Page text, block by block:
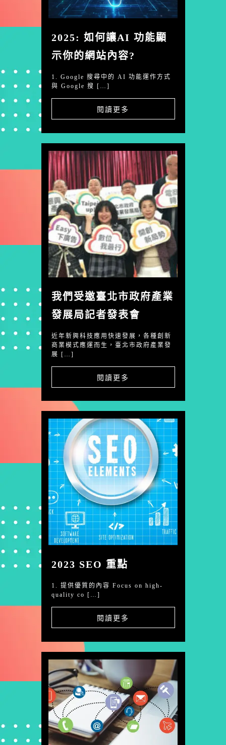
2025: 如何讓AI 功能顯
示你的網站內容?
1. Google 搜尋中的 AI 功能運作方式
與 Google 搜 […]
閱讀更多
我們受邀臺北市政府產業
發展局記者發表會
近年新興科技應用快速發展，各種創新
商業模式應運而生，臺北市政府產業發
展 […]
閱讀更多
2023 SEO 重點
1. 提供優質的內容 Focus on high-
quality co […]
閱讀更多